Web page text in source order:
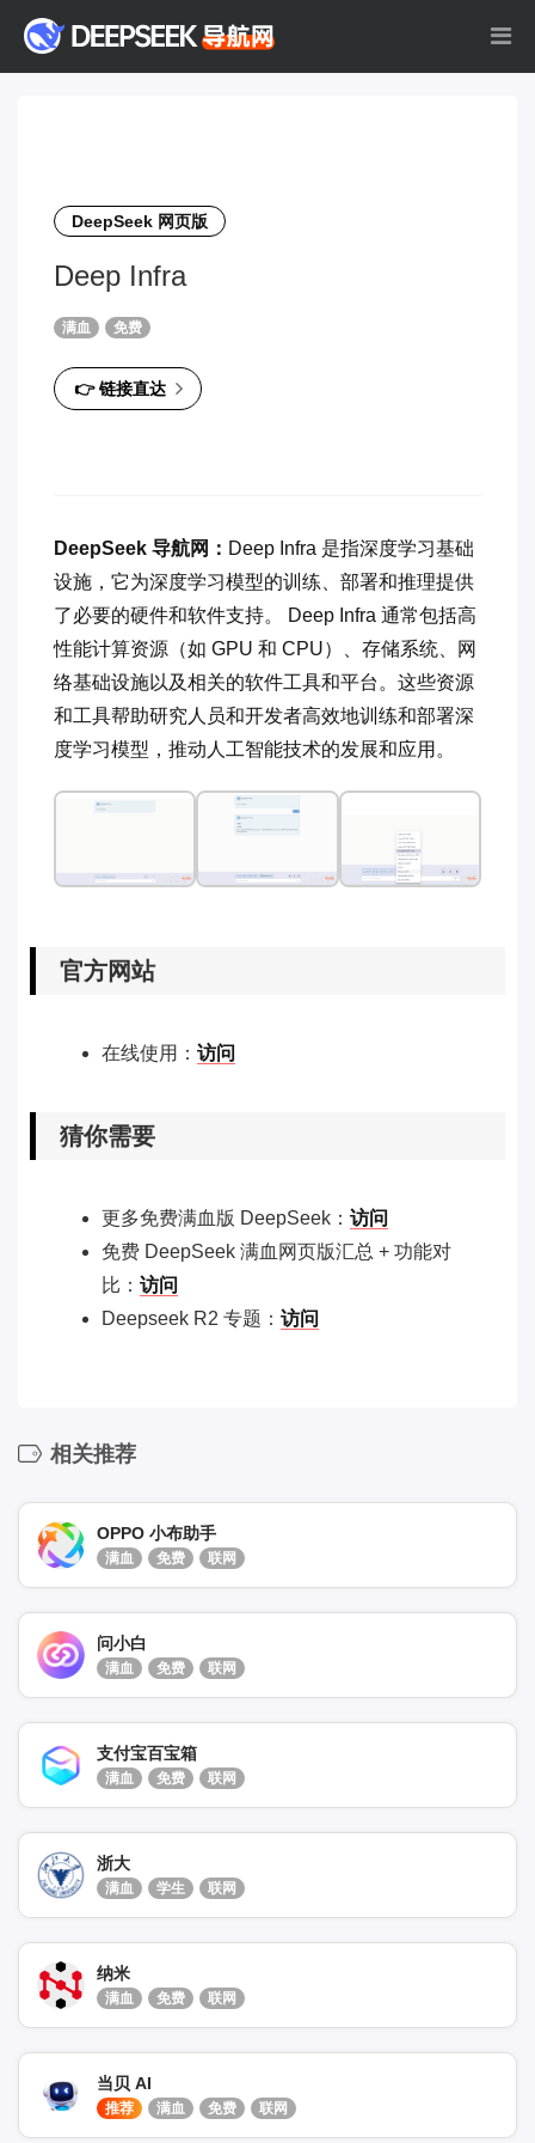
DeepSeek 网页版
Deep Infra
满血 免费
👉 链接直达
DeepSeek 导航网： Deep Infra 是指深度学习基础
设施，它为深度学习模型的训练、部署和推理提供
了必要的硬件和软件支持。 Deep Infra 通常包括高
性能计算资源（如 GPU 和 CPU）、存储系统、网
络基础设施以及相关的软件工具和平台。这些资源
和工具帮助研究人员和开发者高效地训练和部署深
度学习模型，推动人工智能技术的发展和应用。
官方网站
在线使用： 访问
猜你需要
更多免费满血版 DeepSeek： 访问
免费 DeepSeek 满血网页版汇总 + 功能对
比： 访问
Deepseek R2 专题： 访问
相关推荐
OPPO 小布助手
满血 免费 联网
问小白
满血 免费 联网
支付宝百宝箱
满血 免费 联网
浙大
满血 学生 联网
纳米
满血 免费 联网
当贝 AI
推荐 满血 免费 联网